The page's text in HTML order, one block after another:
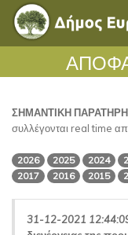
ΣΗΜΑΝΤΙΚΗ
συλλέγονται real time
2026 2025 2024
2017
2016 2015
31-12-2021